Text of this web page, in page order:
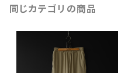
同じカテゴリの商品